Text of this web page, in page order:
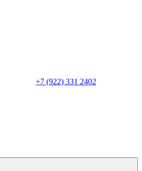
+7 (922) 331 2402